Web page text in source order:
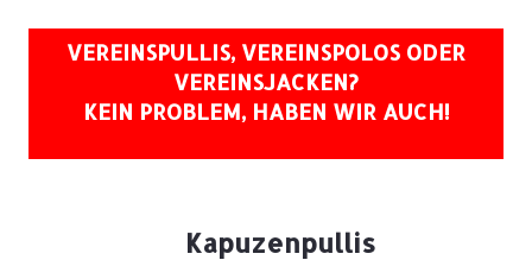
VEREINSPULLIS, VEREINSPOLOS ODER
VEREINSJACKEN?
KEIN PROBLEM, HABEN WIR AUCH!
Kapuzenpullis